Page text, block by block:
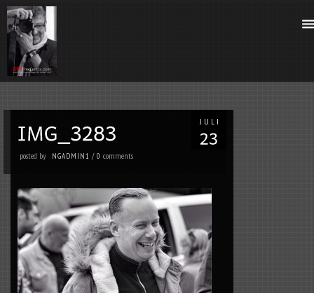
JULI
posted by NGADMIN1 /0comments